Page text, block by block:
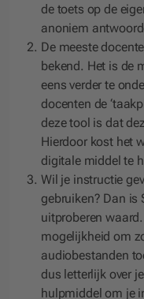
de toets op de
anoniem
De meeste
bekend. Het is de
eens verder te
docenten de
deze tool is dat
Hierdoor kost het
digitale middel te
Wil je instructie
gebruiken? Dan is
uitproberen
mogelijkheid om
audiobestanden
dus letterlijk over
hulpmiddel om je